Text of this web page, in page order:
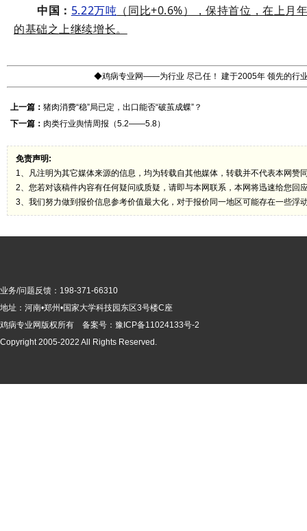
中国： 5.22万吨 （同比+0.6%），保持首位，在上月
的基础之上继续增长。
◆鸡病专业网——为行业 尽己任！ 建于2005年 领先的行
上一篇： 猪肉消费“稳”局已定，出口能否“破茧成蝶”？
下一篇： 肉类行业舆情周报（5.2——5.8）
免责声明:
1、凡注明为其它媒体来源的信息，均为转载自其他媒体，转载并不代表本网赞
2、您若对该稿件内容有任何疑问或质疑，请即与本网联系，本网将迅速给您回
3、我们努力做到报价信息参考价值最大化，对于报价同一地区可能存在一些浮
业务/问题反馈：198-371-66310
地址：河南•郑州•国家大学科技园东区3号楼C座
鸡病专业网版权所有 备案号： 豫ICP备11024133号-2
Copyright 2005-2022 All Rights Reserved.